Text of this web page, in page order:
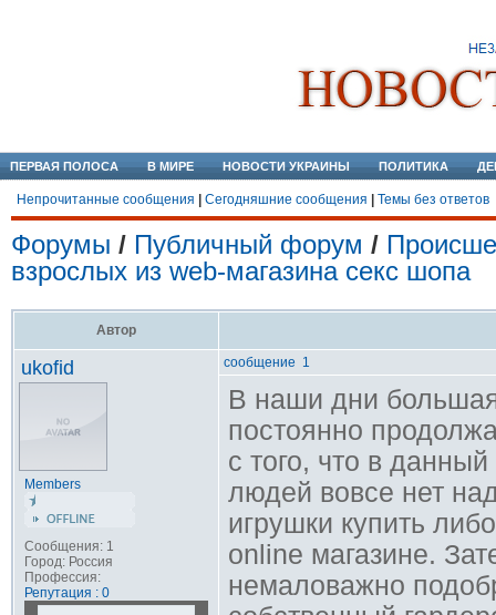
ПЕРВАЯ ПОЛОСА В МИРЕ НОВОСТИ УКРАИНЫ ПОЛИТИКА
Непрочитанные сообщения Сегодняшние сообщения Темы без ответов
Форумы / Публичный форум /
взрослых из web-магазина секс шопа
Автор
ukofid
Members
Сообщения: 1
Город: Россия
Профессия:
Репутация : 0
сообщение 1
В наши дни
постоянно
с того, что в
людей вовсе нет
игрушки купить
online магазине.
немаловажно